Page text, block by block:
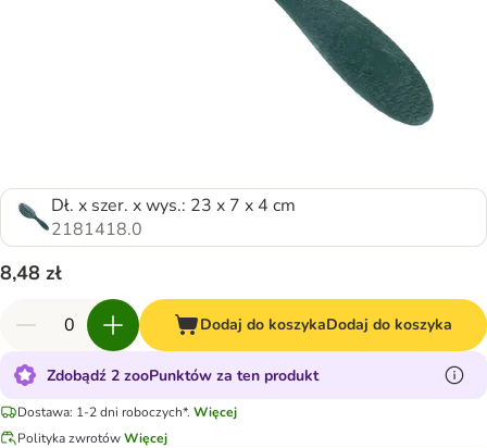
Dł. x szer. x wys.: 23 x 7 x 4 cm
2181418.0
8,48 zł
Dodaj do koszykaDodaj do koszyka
Zdobądź 2 zooPunktów za ten produkt
Dostawa: 1-2 dni roboczych*. Więcej
Polityka zwrotówWięcej